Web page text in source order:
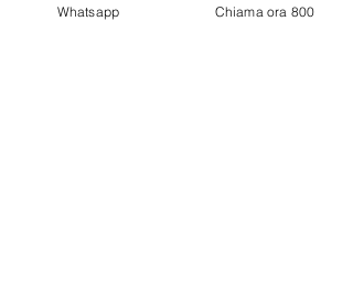
Skontaktuj się z nami
Whatsapp Chiama ora 800